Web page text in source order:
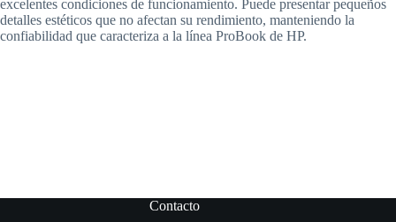
excelentes condiciones de funcionamiento. Puede presentar pequeños
detalles estéticos que no afectan su rendimiento, manteniendo la
confiabilidad que caracteriza a la línea ProBook de HP.
Contacto